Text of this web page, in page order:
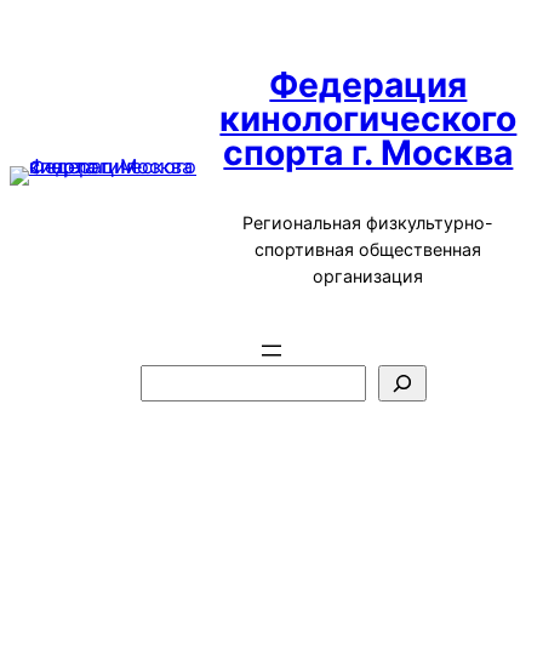
Федерация
кинологического
спорта г. Москва
Региональная физкультурно-
спортивная общественная
организация